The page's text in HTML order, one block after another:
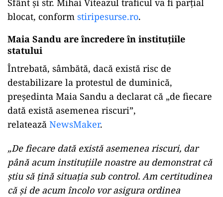
Sfânt şi str. Mihai Viteazul traficul va fi parţial
blocat, conform stiripesurse.ro.
Maia Sandu are încredere în instituțiile
statului
Întrebată, sâmbătă, dacă există risc de
destabilizare la protestul de duminică,
preşedinta Maia Sandu a declarat că „de fiecare
dată există asemenea riscuri”,
relatează NewsMaker.
„De fiecare dată există asemenea riscuri, dar
până acum instituţiile noastre au demonstrat că
ştiu să ţină situaţia sub control. Am certitudinea
că şi de acum încolo vor asigura ordinea